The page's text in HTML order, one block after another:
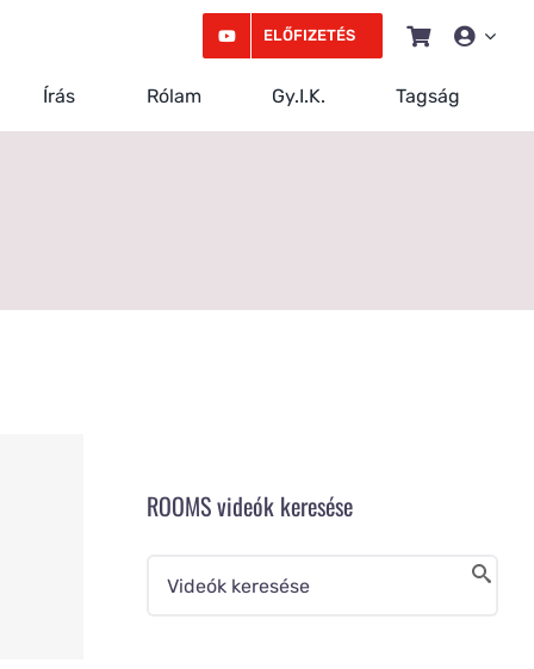
ELŐFIZETÉS
Írás Rólam Gy.I.K. Tagság
ROOMS videók keresése